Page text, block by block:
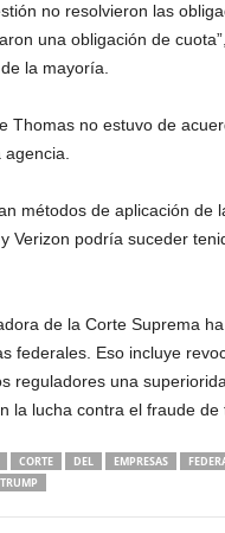
no resolvieron las
una obligación de
la mayoría.
Thomas no estuvo de
métodos de aplicación de
Verizon podría suceder
de la Corte Suprema
federales. Eso incluye
reguladores una
la lucha contra el fraude de
CORTE DEL EMPRESAS
TRUMP